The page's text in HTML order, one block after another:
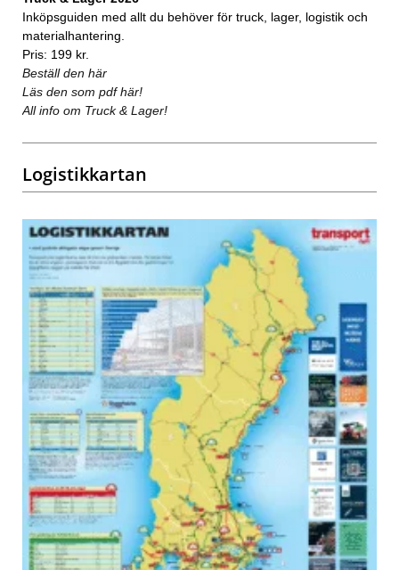
Inköpsguiden med allt du behöver för truck, lager, logistik och
materialhantering.
Pris: 199 kr.
Beställ den här
Läs den som pdf här!
All info om Truck & Lager!
Logistikkartan